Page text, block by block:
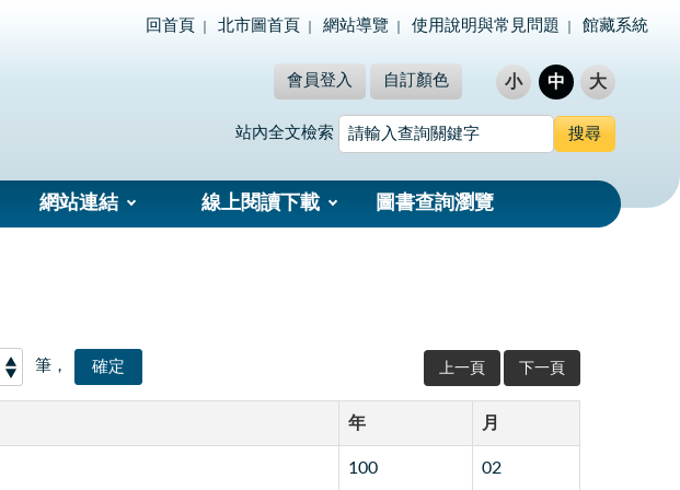
回首頁 北市圖首頁 網站導覽 使用說明與常見問題 館藏系統
會員登入 自訂顏色 小 中 大
站內全文檢索
網站連結 線上閱讀下載 圖書查詢瀏覽
筆， 上一頁 下一頁
年 月
100 02